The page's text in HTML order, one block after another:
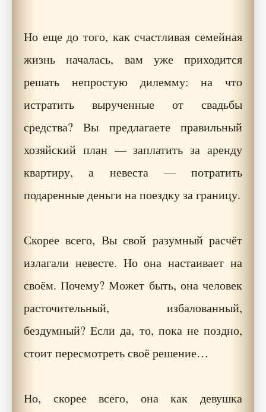
Но еще до того, как счастливая семейная
жизнь началась, вам уже приходится
решать непростую дилемму: на что
истратить вырученные от свадьбы
средства? Вы предлагаете правильный
хозяйский план — заплатить за аренду
квартиру, а невеста — потратить
подаренные деньги на поездку за границу.
Скорее всего, Вы свой разумный расчёт
излагали невесте. Но она настаивает на
своём. Почему? Может быть, она человек
расточительный, избалованный,
бездумный? Если да, то, пока не поздно,
стоит пересмотреть своё решение…
Но, скорее всего, она как девушка